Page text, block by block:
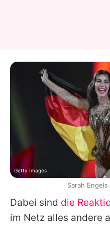
Dabei sind die
im Netz alles andere
Getty Images
Sarah